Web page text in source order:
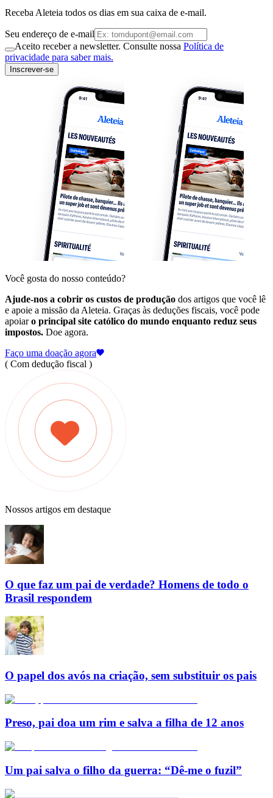
Receba Aleteia todos os dias em sua caixa de e-mail.
Seu endereço de e-mail
Aceito receber a newsletter. Consulte nossa Política de
privacidade para saber mais.
Inscrever-se
Você gosta do nosso conteúdo?
Ajude-nos a cobrir os custos de produção dos artigos que você lê
e apoie a missão da Aleteia. Graças às deduções fiscais, você pode
apoiaro principal site católico do mundo enquanto reduz seus
impostos. Doe agora.
Faço uma doação agora
( Com dedução fiscal )
Nossos artigos em destaque
O que faz um pai de verdade? Homens de todo o
Brasil respondem
O papel dos avós na criação, sem substituir os pais
Preso, pai doa um rim e salva a filha de 12 anos
Um pai salva o filho da guerra: “Dê-me o fuzil”